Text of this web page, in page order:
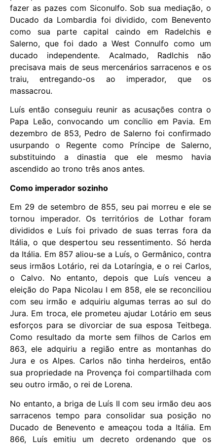
fazer as pazes com Siconulfo. Sob sua mediação, o
Ducado da Lombardia foi dividido, com Benevento
como sua parte capital caindo em Radelchis e
Salerno, que foi dado a West Connulfo como um
ducado independente. Acalmado, Radlchis não
precisava mais de seus mercenários sarracenos e os
traiu, entregando-os ao imperador, que os
massacrou.
Luís então conseguiu reunir as acusações contra o
Papa Leão, convocando um concílio em Pavia. Em
dezembro de 853, Pedro de Salerno foi confirmado
usurpando o Regente como Príncipe de Salerno,
substituindo a dinastia que ele mesmo havia
ascendido ao trono três anos antes.
Como imperador sozinho
Em 29 de setembro de 855, seu pai morreu e ele se
tornou imperador. Os territórios de Lothar foram
divididos e Luís foi privado de suas terras fora da
Itália, o que despertou seu ressentimento. Só herda
da Itália. Em 857 aliou-se a Luís, o Germânico, contra
seus irmãos Lotário, rei da Lotaríngia, e o rei Carlos,
o Calvo. No entanto, depois que Luís venceu a
eleição do Papa Nicolau I em 858, ele se reconciliou
com seu irmão e adquiriu algumas terras ao sul do
Jura. Em troca, ele prometeu ajudar Lotário em seus
esforços para se divorciar de sua esposa Teitbega.
Como resultado da morte sem filhos de Carlos em
863, ele adquiriu a região entre as montanhas do
Jura e os Alpes. Carlos não tinha herdeiros, então
sua propriedade na Provença foi compartilhada com
seu outro irmão, o rei de Lorena.
No entanto, a briga de Luís II com seu irmão deu aos
sarracenos tempo para consolidar sua posição no
Ducado de Benevento e ameaçou toda a Itália. Em
866, Luís emitiu um decreto ordenando que os